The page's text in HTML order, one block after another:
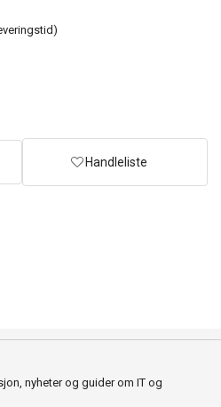
Handleliste
nyheter og guider om IT og